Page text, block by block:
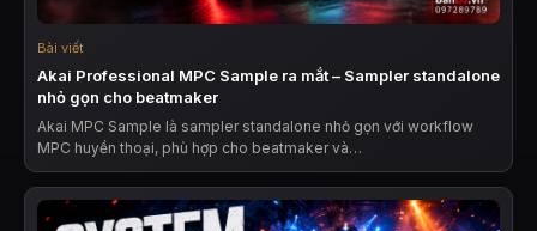
Bài viết
Akai Professional MPC Sample ra mắt – Sampler standalone
nhỏ gọn cho beatmaker
Akai MPC Sample là sampler standalone nhỏ gọn với workflow
MPC huyền thoại, phù hợp cho beatmaker và…